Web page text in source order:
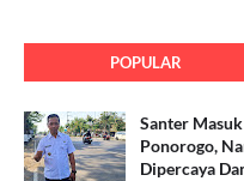
POPULAR
Santer
Ponorogo,
Dipercaya